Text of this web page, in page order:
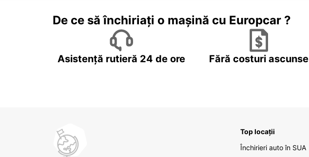
De ce să închiriați o mașină cu Europcar ?
Asistență rutieră 24 de ore Fără costuri ascunse
Top locații
Închirieri auto în SUA